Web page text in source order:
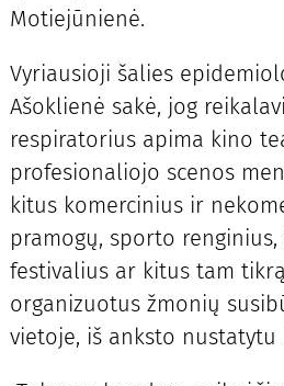
Motiejūnienė.
Vyriausioji šalies
Ašoklienė sakė, jog
respiratorius apima kino
profesionaliojo scenos
kitus komercinius ir
pramogų, sporto renginius,
festivalius ar kitus tam
organizuotus žmonių
vietoje, iš anksto nustatytu